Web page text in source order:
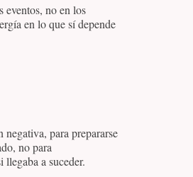
eventos, no en los
en lo que sí depende
negativa, para prepararse
no para
a suceder.